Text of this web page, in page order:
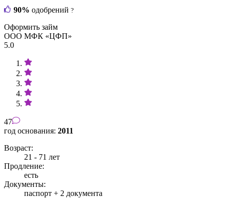
90% одобрений ?
Оформить займ
ООО МФК «ЦФП»
5.0
47
год основания: 2011
Возраст:
21 - 71 лет
Продление:
есть
Документы:
паспорт + 2 документа